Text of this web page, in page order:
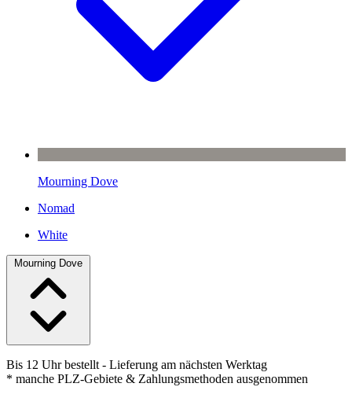
Mourning Dove
Nomad
White
Mourning Dove
Bis 12 Uhr bestellt - Lieferung am nächsten Werktag
* manche PLZ-Gebiete & Zahlungsmethoden ausgenommen